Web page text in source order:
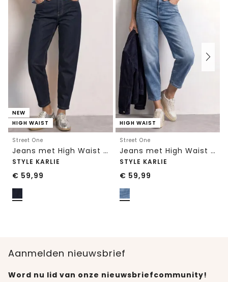
NEW
HIGH WAIST
Street One
Jeans met High Waist en wijd uitlopende pijpen in een Loose Fit-pasvorm
STYLE KARLIE
€ 59,99
HIGH WAIST
Street One
Jeans met High Waist en wijd uitlopende pijpen in een Loose Fit pasvorm
STYLE KARLIE
€ 59,99
Aanmelden nieuwsbrief
Word nu lid van onze nieuwsbriefcommunity!